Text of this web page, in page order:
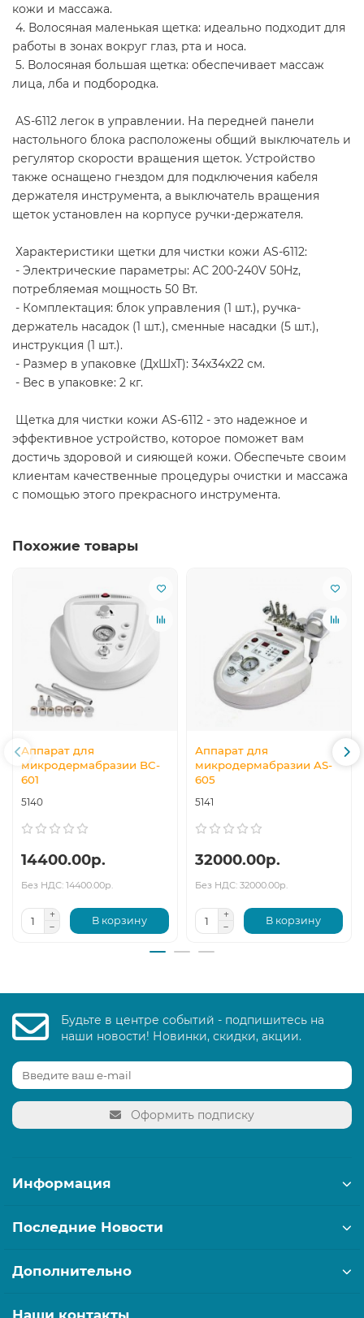
кожи и массажа.
4. Волосяная маленькая щетка: идеально подходит для
работы в зонах вокруг глаз, рта и носа.
5. Волосяная большая щетка: обеспечивает массаж
лица, лба и подбородка.
AS-6112 легок в управлении. На передней панели
настольного блока расположены общий выключатель и
регулятор скорости вращения щеток. Устройство
также оснащено гнездом для подключения кабеля
держателя инструмента, а выключатель вращения
щеток установлен на корпусе ручки-держателя.
Характеристики щетки для чистки кожи AS-6112:
- Электрические параметры: AC 200-240V 50Hz,
потребляемая мощность 50 Вт.
- Комплектация: блок управления (1 шт.), ручка-
держатель насадок (1 шт.), сменные насадки (5 шт.),
инструкция (1 шт.).
- Размер в упаковке (ДхШхТ): 34х34х22 см.
- Вес в упаковке: 2 кг.
Щетка для чистки кожи AS-6112 - это надежное и
эффективное устройство, которое поможет вам
достичь здоровой и сияющей кожи. Обеспечьте своим
клиентам качественные процедуры очистки и массажа
с помощью этого прекрасного инструмента.
Похожие товары
Аппарат для
микродермабразии BC-
601
5140
14400.00р.
Без НДС: 14400.00р.
В корзину
Аппарат для
микродермабразии AS-
605
5141
32000.00р.
Без НДС: 32000.00р.
В корзину
Будьте в центре событий - подпишитесь на
наши новости! Новинки, скидки, акции.
Оформить подписку
Информация
Последние Новости
Дополнительно
Наши контакты